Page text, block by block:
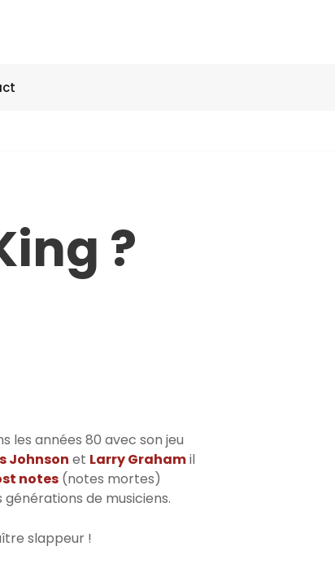
?
les années 80 avec son jeu
Johnson et Larry Grahamil
notes(notes mortes)
de musiciens.
slappeur !